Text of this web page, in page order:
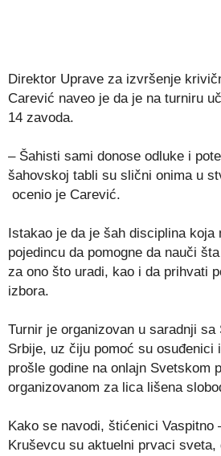
Direktor Uprave za izvršenje
Carević naveo je da je na turniru
14 zavoda.
– Šahisti sami donose odluke i
šahovskoj tabli su slični onima u
ocenio je Carević.
Istakao je da je šah disciplina koja
pojedincu da pomogne da nauči
za ono što uradi, kao i da prihvati
izbora.
Turnir je organizovan u saradnji
Srbije, uz čiju pomoć su osuđenici
prošle godine na onlajn Svetskom
organizovanom za lica lišena
Kako se navodi, štićenici Vaspitno
Kruševcu su aktuelni prvaci sveta,